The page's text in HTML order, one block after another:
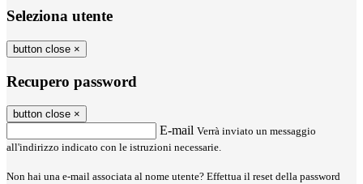
Seleziona utente
button close ×
Recupero password
button close ×
E-mail Verrà inviato un messaggio
all'indirizzo indicato con le istruzioni necessarie.
Non hai una e-mail associata al nome utente? Effettua il reset della password